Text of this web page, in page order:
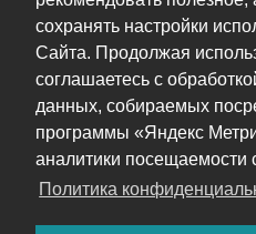
сохранять настройки
Сайта. Продолжая
соглашаетесь с
данных, собираемых
программы «Яндекс
аналитики посещаемости
Политика
Андрейдобавил(а)
Написать ответ...